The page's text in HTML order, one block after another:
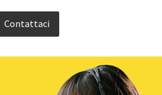
Contattaci